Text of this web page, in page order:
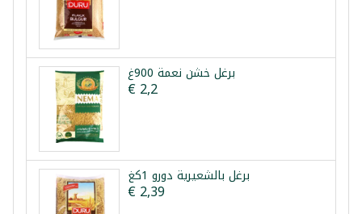
برغل خشن نعمة 900غ
€ 2,2
برغل بالشعيرية دورو 1كغ
€ 2,39